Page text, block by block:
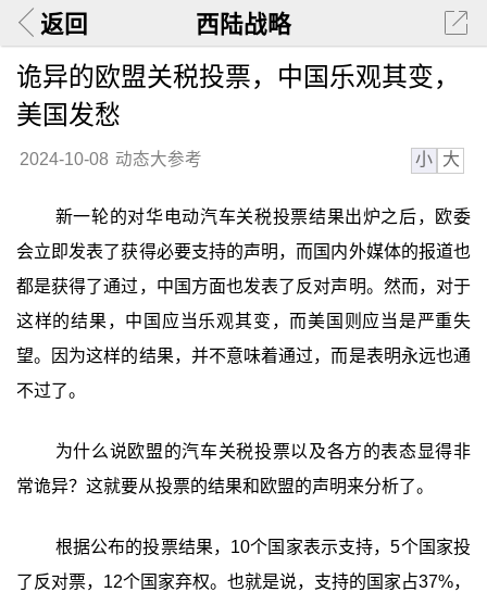
返回 西陆战略
诡异的欧盟关税投票，中国乐观其变，
美国发愁
2024-10-08 动态大参考 小 大
新一轮的对华电动汽车关税投票结果出炉之后，欧委
会立即发表了获得必要支持的声明，而国内外媒体的报道也
都是获得了通过，中国方面也发表了反对声明。然而，对于
这样的结果，中国应当乐观其变，而美国则应当是严重失
望。因为这样的结果，并不意味着通过，而是表明永远也通
不过了。
为什么说欧盟的汽车关税投票以及各方的表态显得非
常诡异？这就要从投票的结果和欧盟的声明来分析了。
根据公布的投票结果，10个国家表示支持，5个国家投
了反对票，12个国家弃权。也就是说，支持的国家占37%，